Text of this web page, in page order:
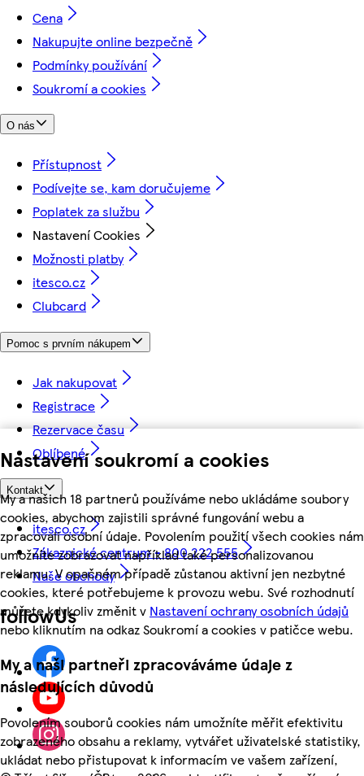
Nastavení soukromí a cookies
My a našich 18 partnerů používáme nebo ukládáme soubory
cookies, abychom zajistili správné fungování webu a
zpracovali osobní údaje. Povolením použití všech cookies nám
umožníte zobrazovat například také personalizovanou
reklamu. V opačném případě zůstanou aktivní jen nezbytné
cookies, které potřebujeme k provozu webu. Své rozhodnutí
můžete kdykoliv změnit v Nastavení ochrany osobních údajů
nebo kliknutím na odkaz Soukromí a cookies v patičce webu.
My a naši partneři zpracováváme údaje z
následujících důvodů
Povolením souborů cookies nám umožníte měřit efektivitu
zobrazeného obsahu a reklamy, vytvářet uživatelské statistiky,
ukládat nebo přistupovat k informacím ve vašem zařízení,
Cena
Nakupujte online bezpečně
Podmínky používání
Soukromí a cookies
O nás
Přístupnost
Podívejte se, kam doručujeme
Poplatek za službu
Nastavení Cookies
Možnosti platby
itesco.cz
Clubcard
Pomoc s prvním nákupem
Jak nakupovat
Registrace
Rezervace času
Oblíbené
Kontakt
itesco.cz
Zákaznické centrum - 800 222 555
Naše obchody
followUs